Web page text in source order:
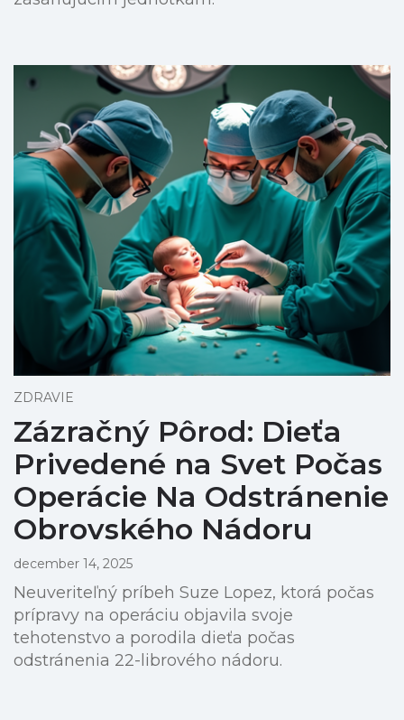
ZDRAVIE
Zázračný Pôrod: Dieťa
Privedené na Svet Počas
Operácie Na Odstránenie
Obrovského Nádoru
december 14, 2025
Neuveriteľný príbeh Suze Lopez, ktorá počas
prípravy na operáciu objavila svoje
tehotenstvo a porodila dieťa počas
odstránenia 22-librového nádoru.